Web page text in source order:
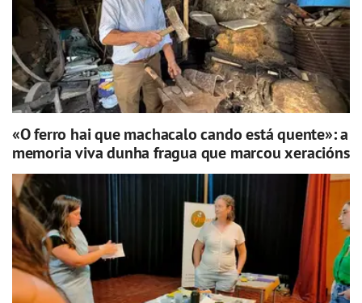
«O ferro hai que machacalo cando está quente»: a
memoria viva dunha fragua que marcou xeracións